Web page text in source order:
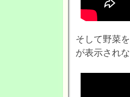
そして野菜
が表示され